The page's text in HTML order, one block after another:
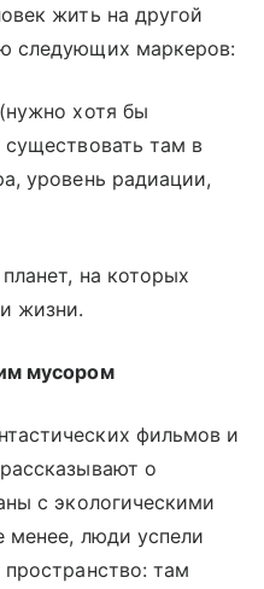
жить на другой
следующих маркеров:
хотя бы
там в
уровень радиации,
на которых
жизни.
мусором
фильмов и
о
с экологическими
менее, люди успели
там